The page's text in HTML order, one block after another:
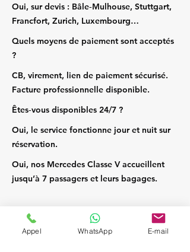
Oui, sur devis : Bâle‑Mulhouse, Stuttgart,
Francfort, Zurich, Luxembourg…
Quels moyens de paiement sont acceptés
?
CB, virement, lien de paiement sécurisé.
Facture professionnelle disponible.
Êtes‑vous disponibles 24/7 ?
Oui, le service fonctionne jour et nuit sur
réservation.
Oui, nos Mercedes Classe V accueillent
jusqu’à 7 passagers et leurs bagages.
Appel WhatsApp E-mail